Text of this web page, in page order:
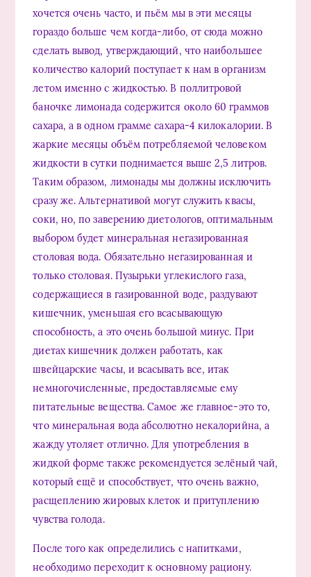
хочется очень часто, и пьём мы в эти месяцы
гораздо больше чем когда-либо, от сюда можно
сделать вывод, утверждающий, что наибольшее
количество калорий поступает к нам в организм
летом именно с жидкостью. В поллитровой
баночке лимонада содержится около 60 граммов
сахара, а в одном грамме сахара-4 килокалории. В
жаркие месяцы объём потребляемой человеком
жидкости в сутки поднимается выше 2,5 литров.
Таким образом, лимонады мы должны исключить
сразу же. Альтернативой могут служить квасы,
соки, но, по заверению диетологов, оптимальным
выбором будет минеральная негазированная
столовая вода. Обязательно негазированная и
только столовая. Пузырьки углекислого газа,
содержащиеся в газированной воде, раздувают
кишечник, уменьшая его всасывающую
способность, а это очень большой минус. При
диетах кишечник должен работать, как
швейцарские часы, и всасывать все, итак
немногочисленные, предоставляемые ему
питательные вещества. Самое же главное-это то,
что минеральная вода абсолютно некалорийна, а
жажду утоляет отлично. Для употребления в
жидкой форме также рекомендуется зелёный чай,
который ещё и способствует, что очень важно,
расщеплению жировых клеток и притуплению
чувства голода.
После того как определились с напитками,
необходимо переходит к основному рациону.